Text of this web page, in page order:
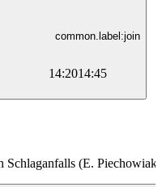
14:2014:45
common.label:join
Schlaganfalls (E. Piechowiak)